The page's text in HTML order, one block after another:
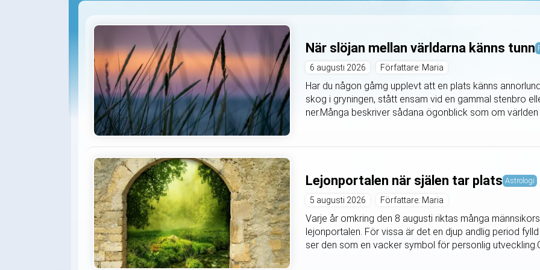
När slöjan mellan världarna känns tunn
6 augusti 2026 Författare: Maria
Har du någon gåmg upplevt att en plats känns
skog i gryningen, stått ensam vid en gammal stenbro
ner.Många beskriver sådana ögonblick som om
Lejonportalen när själen tar plats Astrologi
5 augusti 2026 Författare: Maria
Varje år omkring den 8 augusti riktas många
lejonportalen. För vissa är det en djup andlig period
ser den som en vacker symbol för personlig